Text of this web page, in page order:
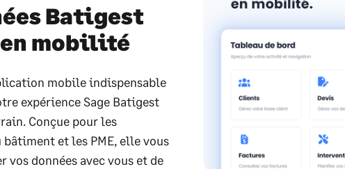
Batigest
mobilité
mobile indispensable
expérience Sage Batigest
Conçue pour les
et les PME, elle vous
vos données avec vous et de